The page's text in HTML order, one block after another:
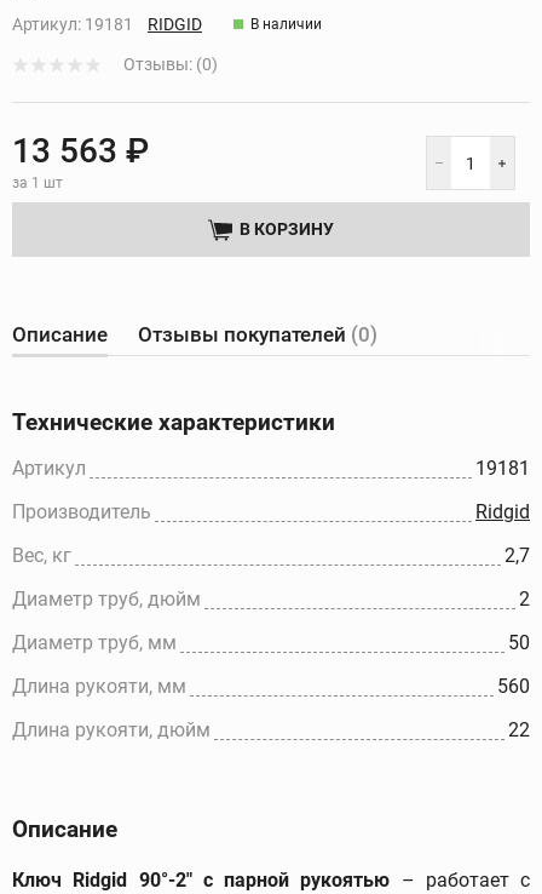
Артикул: 19181 RIDGID В наличии
Отзывы: (0)
13 563 ₽
за 1 шт
В КОРЗИНУ
Описание Отзывы покупателей (0)
Технические характеристики
Артикул
19181
Производитель
Ridgid
Вес, кг
2,7
Диаметр труб, дюйм
2
Диаметр труб, мм
50
Длина рукояти, мм
560
Длина рукояти, дюйм
22
Описание
Ключ Ridgid 90°-2" с парной рукоятью – работает с